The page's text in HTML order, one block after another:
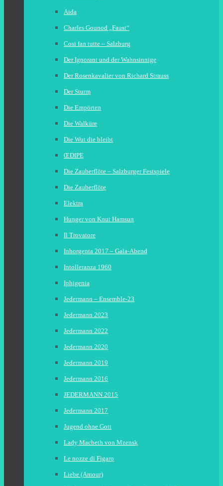
Aida
Charles Gounod „Faust“
Cosi fan tutte – Salzburg
Der Ignorant und der Wahnsinnige
Der Rosenkavalier von Richard Strauss
Der Sturm
Die Empörten
Die Walküre
Die Wut die bleibt
ŒDIPE
Die Zauberflöte – Salzburger Festspiele
Die Zauberflöte
Elektra
Hunger von Knut Hamsun
Il Trovatore
Inhorgenta 2017 – Gala-Abend
Intolleranza 1960
Iphigenia
Jedermann – Ensemble-23
Jedermann 2023
Jedermann 2022
Jedermann 2020
Jedermann 2019
Jedermann 2016
JEDERMANN 2015
Jedermann 2017
Jugend ohne Gott
Lady Macbeth von Mzensk
Le nozze di Figaro
Liebe (Amour)